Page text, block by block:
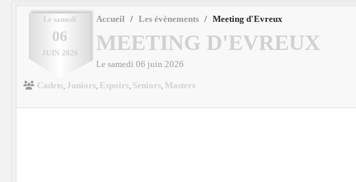
Le samedi
06
JUIN 2026
Accueil Les évènements Meeting d'Evreux
MEETING D'EVREUX
Le samedi 06 juin 2026
Cadets Juniors Espoirs Seniors Masters